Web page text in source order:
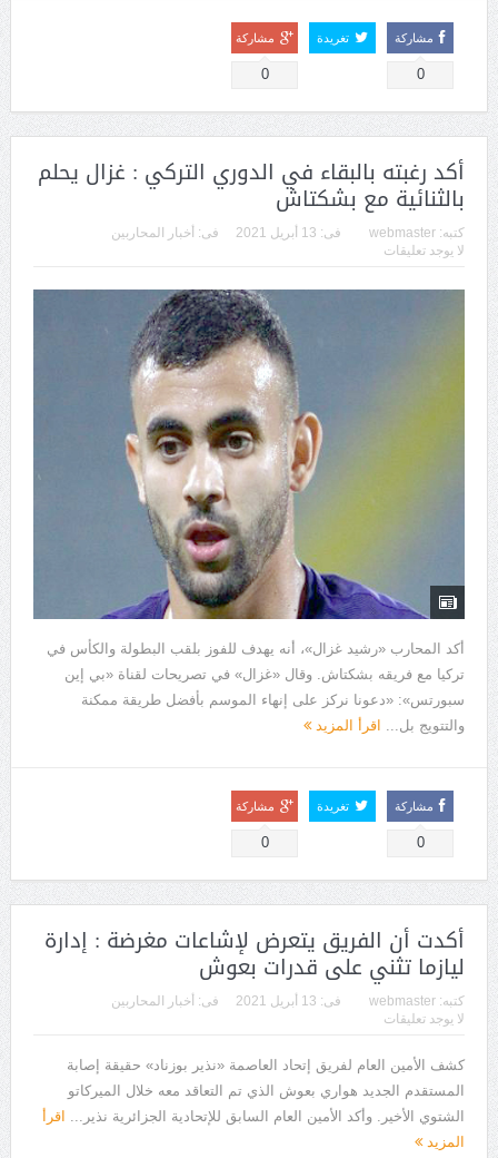
مشاركة
0
تغريدة مشاركة
0
أكد رغبته بالبقاء في الدوري التركي : غزال يحلم
بالثنائية مع بشكتاش
كتبه: webmaster فى: 13 أبريل 2021 فى: أخبار المحاربين
لا يوجد تعليقات
أكد المحارب «رشيد غزال»، أنه يهدف للفوز بلقب البطولة والكأس في
تركيا مع فريقه بشكتاش. وقال «غزال» في تصريحات لقناة «بي إين
سبورتس»: «دعونا نركز على إنهاء الموسم بأفضل طريقة ممكنة
والتتويج بل... اقرأ المزيد
مشاركة
0
تغريدة مشاركة
0
أكدت أن الفريق يتعرض لإشاعات مغرضة : إدارة
ليازما تثني على قدرات بعوش
كتبه: webmaster فى: 13 أبريل 2021 فى: أخبار المحاربين
لا يوجد تعليقات
كشف الأمين العام لفريق إتحاد العاصمة «نذير بوزناد» حقيقة إصابة
المستقدم الجديد هواري بعوش الذي تم التعاقد معه خلال الميركاتو
الشتوي الأخير. وأكد الأمين العام السابق للإتحادية الجزائرية نذير... اقرأ
المزيد